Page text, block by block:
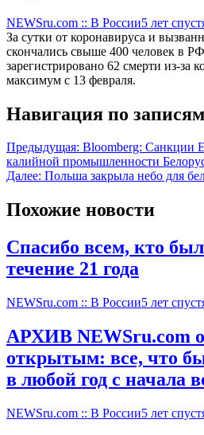
NEWSru.com :: В России5 лет
За сутки от коронавируса и
скончались свыше 400 человек в
зарегистрировано 62 смерти из-за
максимум с 13 февраля.
Навигация по записям
Предыдущая: Bloomberg: Санкции
калийной промышленности
Далее: Польша закрыла небо для
Похожие новости
Спасибо всем, кто
течение 21 года
NEWSru.com :: В России5 лет
АРХИВ NEWSru.com
открытым: все, что
в любой год с начала
NEWSru.com :: В России5 лет